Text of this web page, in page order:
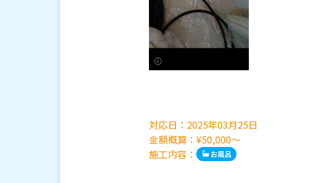
対応日： 2025年03月25日
金額概算：¥50,000～
施工内容：
お風呂